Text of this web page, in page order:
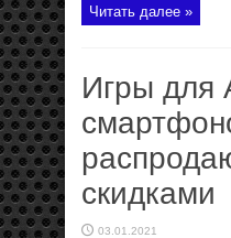
Читать далее »
Игры для
скидками
03.01.2021